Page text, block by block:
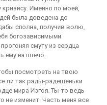
Именно по моей,
была доведена до
сполна, получив волю,
богозависимыми
смуту из сердца
ему на плечо.
посмотреть на твою
ли так рады-радешеньки
мира Изгоя. Ты-то ведь
не изменит. Часть меня все